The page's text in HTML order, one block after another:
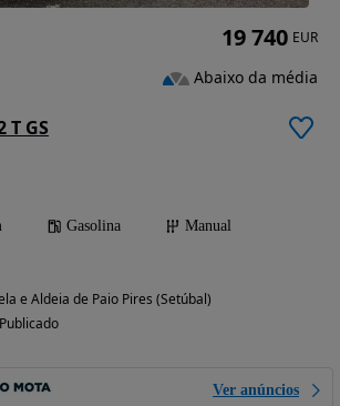
T GS
Gasolina
Manual
e Aldeia de Paio Pires (Setúbal)
Ver anúncios
19 740 EUR
Abaixo da média